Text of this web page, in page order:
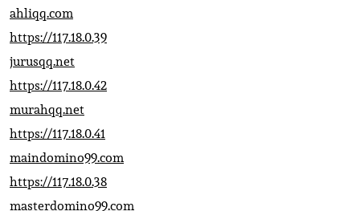
ahliqq.com
https://117.18.0.39
jurusqq.net
https://117.18.0.42
murahqq.net
https://117.18.0.41
maindomino99.com
https://117.18.0.38
masterdomino99.com